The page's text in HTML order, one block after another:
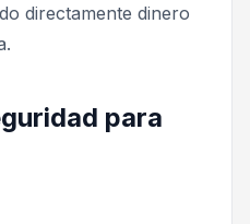
directamente dinero
para